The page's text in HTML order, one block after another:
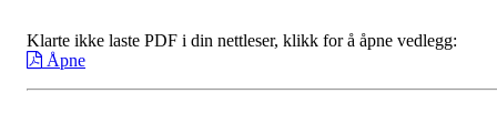
Klarte ikke laste PDF i din nettleser, klikk for å åpne vedlegg:
Åpne